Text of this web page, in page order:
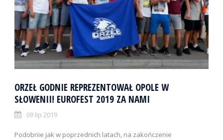
ORZEŁ GODNIE REPREZENTOWAŁ OPOLE W
SŁOWENII! EUROFEST 2019 ZA NAMI
09 lip 2019
Podobnie jak w poprzednich latach, na zakończenie